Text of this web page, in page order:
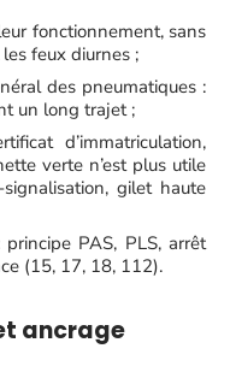
fonctionnement, sans
feux diurnes ;
des pneumatiques :
un long trajet ;
d’immatriculation,
verte n’est plus utile
gilet haute
principe PAS, PLS, arrêt
(15, 17, 18, 112).
ancrage